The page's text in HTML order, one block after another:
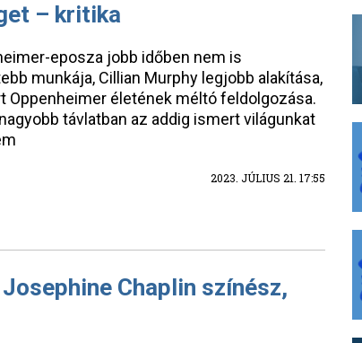
– kritika
eposza jobb időben nem is
munkája, Cillian Murphy legjobb alakítása,
életének méltó feldolgozása.
távlatban az addig ismert világunkat
2023. JÚLIUS 21. 17:55
Chaplin színész,